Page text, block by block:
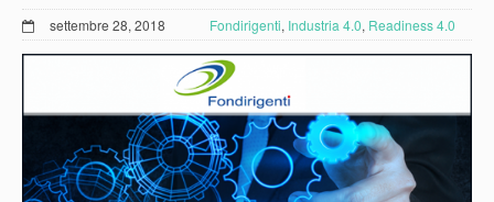
settembre 28, 2018 Fondirigenti, Industria 4.0, Readiness 4.0